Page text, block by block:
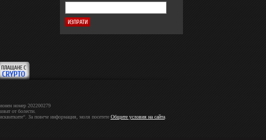
нoмep 202200279
от болести.
За повече информация, моля посетете Общите условия на сайта.